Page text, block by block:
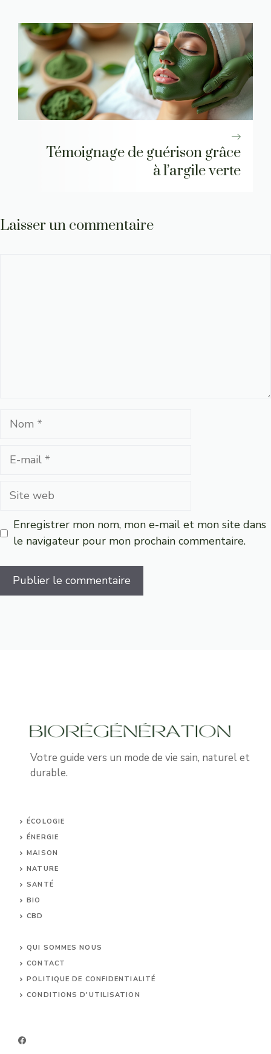
Témoignage de guérison grâce
à l’argile verte
Laisser un commentaire
Nom
Site
Enregistrer mon nom, mon e-mail et mon site dans
le navigateur pour mon prochain commentaire.
Votre guide vers un mode de vie sain, naturel et
durable.
ÉCOLOGIE
ÉNERGIE
MAISON
NATURE
SANTÉ
BIO
CBD
QUI SOMMES NOUS
CONTACT
POLITIQUE DE CONFIDENTIALITÉ
CONDITIONS D'UTILISATION